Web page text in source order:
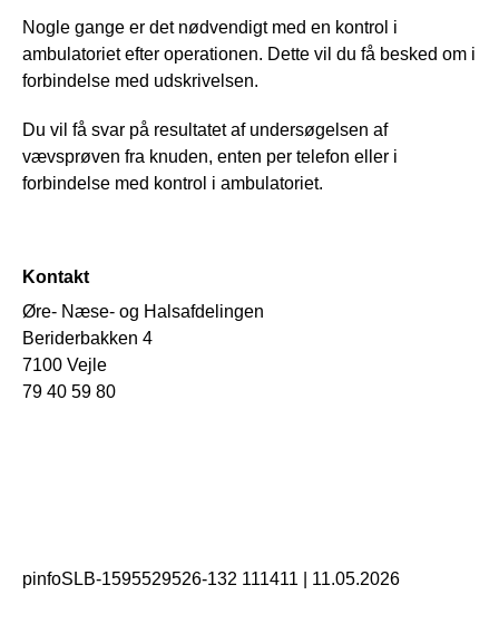
Nogle gange er det nødvendigt med en kontrol i
ambulatoriet efter operationen. Dette vil du få besked om i
forbindelse med udskrivelsen.
Du vil få svar på resultatet af undersøgelsen af
vævsprøven fra knuden, enten per telefon eller i
forbindelse med kontrol i ambulatoriet.
Kontakt
Øre- Næse- og Halsafdelingen
Beriderbakken 4
7100 Vejle
79 40 59 80
pinfoSLB-1595529526-132 111411 11.05.2026